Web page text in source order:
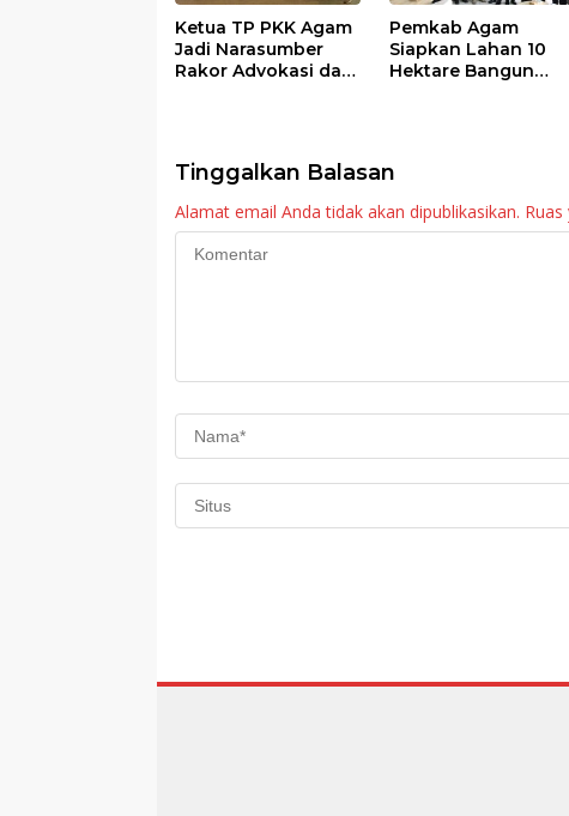
Ketua TP PKK Agam
Jadi Narasumber
Rakor Advokasi dan
Pemkab Agam
Siapkan Lahan 10
Hektare Bangun
Tinggalkan Balasan
Alamat email Anda tidak akan dipublikasikan.